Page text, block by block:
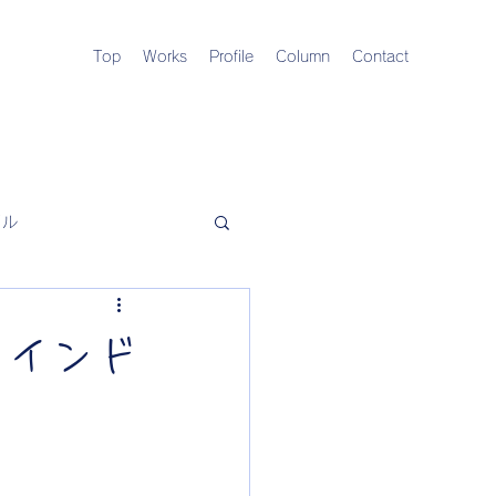
Top Works Profile Column Contact
ンド